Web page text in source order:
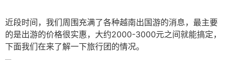
近段时间，我们周围充满了各种越南出国游的消息，最主要
的是出游的价格很实惠，大约2000-3000元之间就能搞定，
下面我们在来了解一下旅行团的情况。